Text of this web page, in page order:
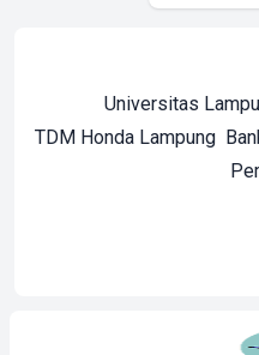
Universitas
TDM Honda Lampung